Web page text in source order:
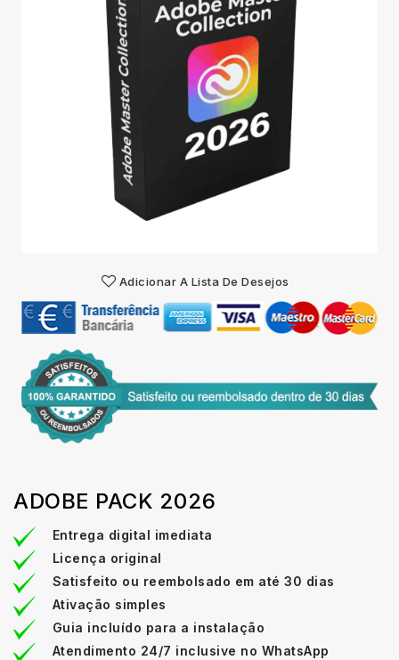
Adicionar A Lista De Desejos
ADOBE PACK 2026
Entrega digital imediata
Licença original
Satisfeito ou reembolsado em até 30 dias
Ativação simples
Guia incluído para a instalação
Atendimento 24/7 inclusive no WhatsApp